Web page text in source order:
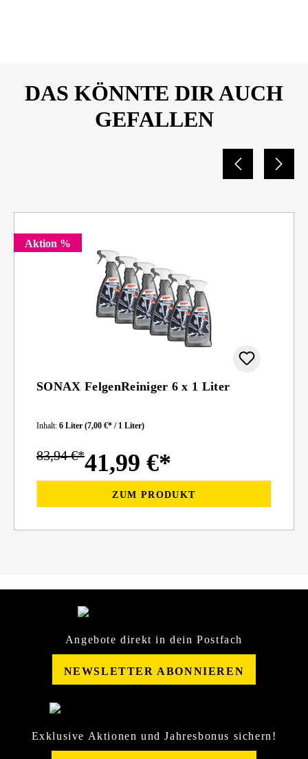
DAS KÖNNTE DIR AUCH
GEFALLEN
Aktion %
SONAX FelgenReiniger 6 x 1 Liter
Inhalt: 6 Liter (7,00 €* / 1 Liter)
41,99 €*
83,94 €*
ZUM PRODUKT
Angebote direkt in dein Postfach
NEWSLETTER ABONNIEREN
Exklusive Aktionen und Jahresbonus sichern!